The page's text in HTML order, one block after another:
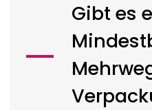
Gibt es